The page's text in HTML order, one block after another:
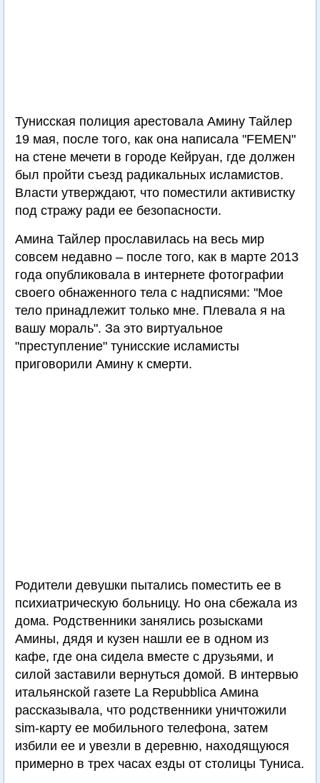
Тунисская полиция арестовала Амину Тайлер
19 мая, после того, как она написала "FEMEN"
на стене мечети в городе Кейруан, где должен
был пройти съезд радикальных исламистов.
Власти утверждают, что поместили активистку
под стражу ради ее безопасности.
Амина Тайлер прославилась на весь мир
совсем недавно – после того, как в марте 2013
года опубликовала в интернете фотографии
своего обнаженного тела с надписями: "Мое
тело принадлежит только мне. Плевала я на
вашу мораль". За это виртуальное
"преступление" тунисские исламисты
приговорили Амину к смерти.
Родители девушки пытались поместить ее в
психиатрическую больницу. Но она сбежала из
дома. Родственники занялись розысками
Амины, дядя и кузен нашли ее в одном из
кафе, где она сидела вместе с друзьями, и
силой заставили вернуться домой. В интервью
итальянской газете La Repubblica Амина
рассказывала, что родственники уничтожили
sim-карту ее мобильного телефона, затем
избили ее и увезли в деревню, находящуюся
примерно в трех часах езды от столицы Туниса.